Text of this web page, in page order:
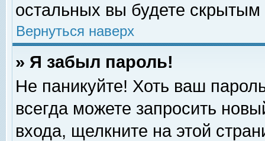
остальных вы будете скрытым
Вернуться наверх
» Я забыл пароль!
Не паникуйте! Хоть ваш
всегда можете запросить
входа, щелкните на этой